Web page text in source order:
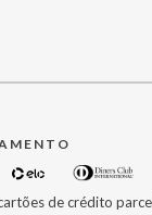
de crédito